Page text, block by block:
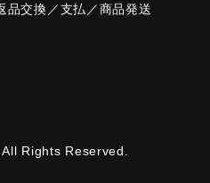
品交換／支払／商品発送
Rights Reserved.